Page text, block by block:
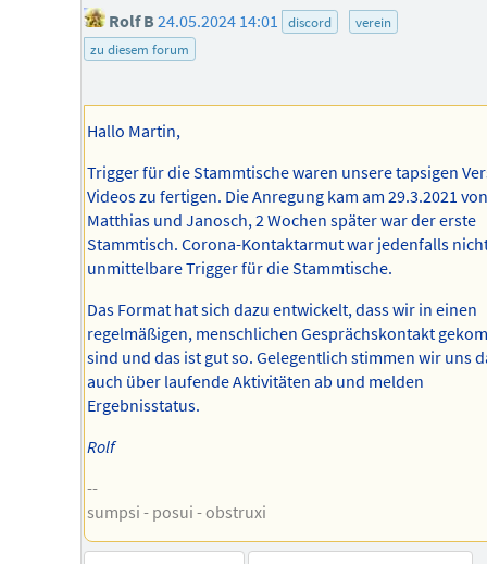
Rolf B 24.05.2024 14:01 discord
verein
zu diesem forum
Hallo Martin,
Trigger für die Stammtische waren unsere tapsigen
Videos zu fertigen. Die Anregung kam am 29.3.2021 von
Matthias und Janosch, 2 Wochen später war der erste
Stammtisch. Corona-Kontaktarmut war jedenfalls
unmittelbare Trigger für die Stammtische.
Das Format hat sich dazu entwickelt, dass wir in einen
regelmäßigen, menschlichen Gesprächskontakt
sind und das ist gut so. Gelegentlich stimmen wir uns
auch über laufende Aktivitäten ab und melden
Ergebnisstatus.
Rolf
--
sumpsi - posui - obstruxi